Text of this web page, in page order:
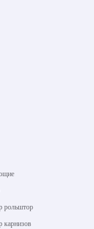
рольштор
карнизов